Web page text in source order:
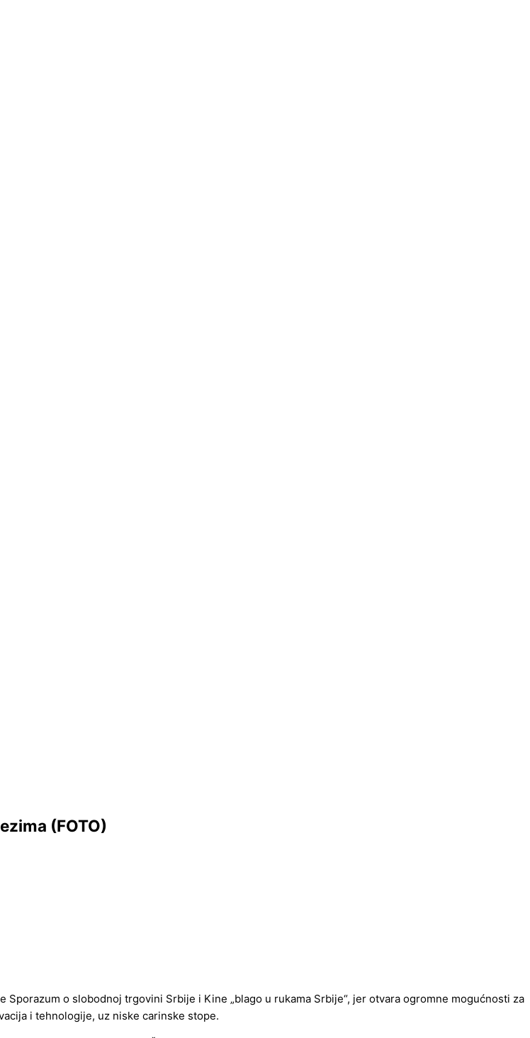
(FOTO)
o slobodnoj trgovini Srbije i Kine „blago u rukama Srbije“, jer otvara ogromne mogućnosti za
i tehnologije, uz niske carinske stope.